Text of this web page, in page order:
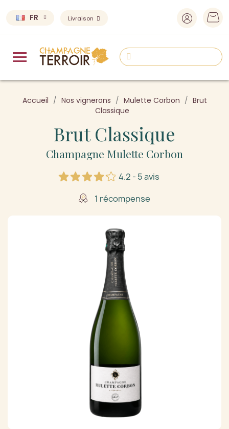
FR Livraison
Accueil Nos vignerons Mulette Corbon
Brut
Classique
Brut Classique
Champagne Mulette Corbon
4.2 - 5 avis
1 récompense